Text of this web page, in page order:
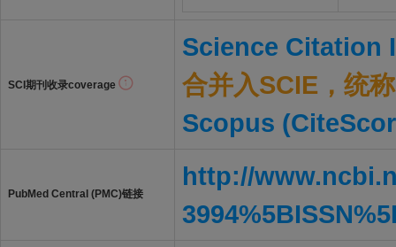
SCI期刊收录coverage
Science Citation
合并入SCIE，统
Scopus
PubMed Central (PMC)链接
http://